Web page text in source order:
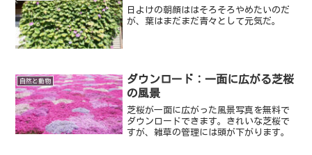
日よけの朝顔ははそろそろやめたいのだ
が、葉はまだまだ青々として元気だ。
自然と動物
ダウンロード：一面に広がる芝桜
の風景
芝桜が一面に広がった風景写真を無料で
ダウンロードできます。きれいな芝桜で
すが、雑草の管理には頭が下がります。